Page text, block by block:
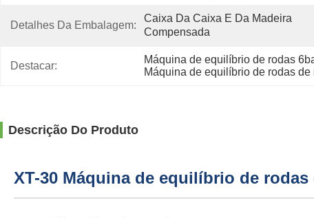
Detalhes Da Embalagem:
Caixa Da Caixa E Da Madeira
Compensada
Destacar:
Máquina de equilíbrio de rodas
Máquina de equilíbrio de rodas
Descrição Do Produto
XT-30 Máquina de equilíbrio de